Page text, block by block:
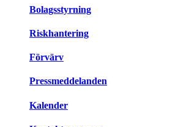
Bolagsstyrning
Riskhantering
Förvärv
Pressmeddelanden
Kalender